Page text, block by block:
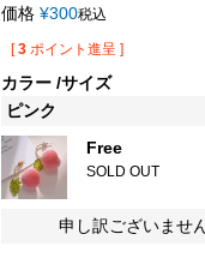
価格 ¥300税込
[ 3 ポイント進呈 ]
カラー サイズ
ピンク
Free
SOLD OUT
申し訳ございませ